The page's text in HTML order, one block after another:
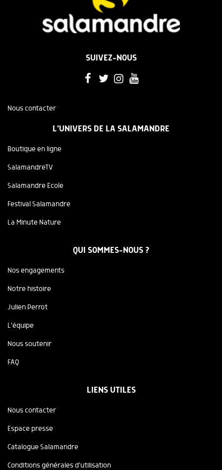
SUIVEZ-NOUS
Nous contacter
L'UNIVERS DE LA SALAMANDRE
Boutique en ligne
SalamandreTV
Salamandre Ecole
Festival Salamandre
La Minute Nature
QUI SOMMES-NOUS ?
Nos engagements
Notre histoire
Julien Perrot
L'équipe
Nous soutenir
FAQ
LIENS UTILES
Nous contacter
Espace presse
Catalogue Salamandre
Conditions générales d'utilisation